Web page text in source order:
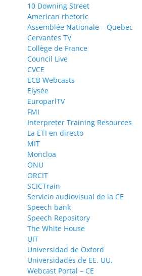
10 Downing Street
American rhetoric
Assemblée Nationale – Quebec
Cervantes TV
Collège de France
Council Live
CVCE
ECB Webcasts
Elysée
EuroparlTV
FMI
Interpreter Training Resources
La ETI en directo
MIT
Moncloa
ONU
ORCIT
SCICTrain
Servicio audiovisual de la CE
Speech bank
Speech Repository
The White House
UIT
Universidad de Oxford
Universidades de EE. UU.
Webcast Portal – CE